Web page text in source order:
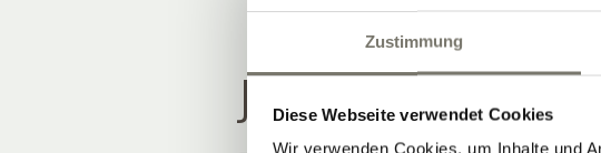
Zustimmung
Diese Webseite verwendet Cookies
Wir verwenden Cookies, um Inhalte und
JOIN THE